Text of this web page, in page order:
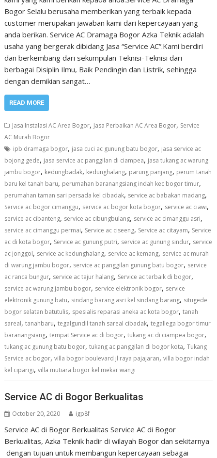
Bogor Selalu berusaha memberikan yang terbaik kepada
customer merupakan jawaban kami dari kepercayaan yang
anda berikan. Service AC Dramaga Bogor Azka Teknik adalah
usaha yang bergerak dibidang Jasa “Service AC”.Kami berdiri
dan berkembang dari sekumpulan Teknisi-Teknisi dari
berbagai Disiplin Ilmu, Baik Pendingin dan Listrik, sehingga
dengan demikian sangat…
READ MORE
Jasa Instalasi AC Area Bogor, Jasa Perbaikan AC Area Bogor, Service
AC Murah Bogor
ipb dramaga bogor, jasa cuci ac gunung batu bogor, jasa service ac
bojong gede, jasa service ac panggilan di ciampea, jasa tukang ac warung
jambu bogor, kedungbadak, kedunghalang, parung panjang, perum tanah
baru kel tanah baru, perumahan baranangsiang indah kec bogor timur,
perumahan taman sari persada kel cibadak, service ac babakan madang,
Service ac bogor cimanggu, service ac bogor kota bogor, service ac ciawi,
service ac cibanteng, service ac cibungbulang, service ac cimanggu asri,
service ac cimanggu permai, Service ac ciseeng, Service ac citayam, Service
ac di kota bogor, Service ac gunung putri, service ac gunung sindur, service
ac jonggol, service ac kedunghalang, service ac kemang, service ac murah
di warung jambu bogor, service ac panggilan gunung batu bogor, service
ac ranca bungur, service ac tajur halang, Service ac terbaik di bogor,
service ac warung jambu bogor, service elektronik bogor, service
elektronik gunung batu, sindang barang asri kel sindang barang, situgede
bogor selatan batutulis, spesialis reparasi aneka ac kota bogor,tanah
sareal,tanahbaru,tegalgundil tanah sareal cibadak,tegallega bogor timur
baranangsiang,tempat Service ac di bogor,tukang ac di ciampea bogor,
tukang ac gunung batu bogor,tukang ac panggilan di bogor kota,Tukang
Service ac bogor,villa bogor boulevard jl raya pajajaran,villa bogor indah
kel ciparigi,villa mutiara bogor kel mekar wangi
Service AC di Bogor Berkualitas
October 20, 2020 igp8f
Service AC di Bogor Berkualitas Service AC di Bogor
Berkualitas, Azka Teknik hadir di wilayah Bogor dan sekitarnya
dengan tujuan untuk membangun kepercayaan sebagai